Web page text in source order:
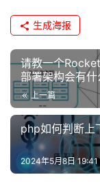
生成海报
请教一个
部署架构会有
上一篇
php如何判断上
2024年5月8日 19:41